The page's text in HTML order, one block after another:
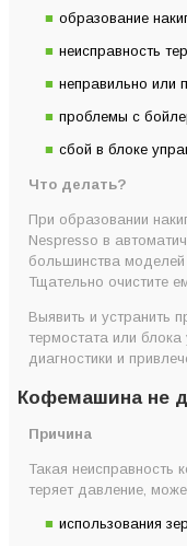
образование
неисправность
неправильно или
проблемы с
сбой в блоке
Что делать?
При образовании
Nespresso в
большинства
Тщательно очистите
Выявить и устранить
термостата или
диагностики и
Кофемашина не
Причина
Такая неисправность
теряет давление,
использования